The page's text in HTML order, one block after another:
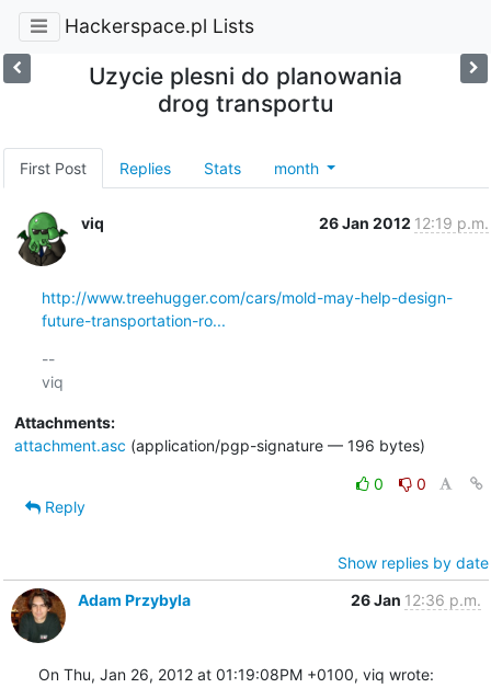
Hackerspace.pl Lists
Uzycie plesni do planowania
drog transportu
First Post Replies Stats month
viq 26 Jan 2012 12:19 p.m.
http://www.treehugger.com/cars/mold-may-help-design-
future-transportation-ro...
--
Attachments:
attachment.asc (application/pgp-signature — 196 bytes)
0
0
Reply
Show replies by date
Adam Przybyla
26 Jan 12:36 p.m.
On Thu, Jan 26, 2012 at 01:19:08PM +0100, viq wrote: